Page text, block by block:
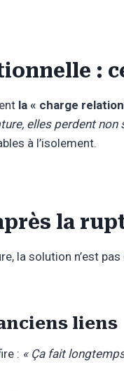
:
la « charge
elles perdent
à l’isolement.
la
la solution n’est pas
liens
: « Ça fait